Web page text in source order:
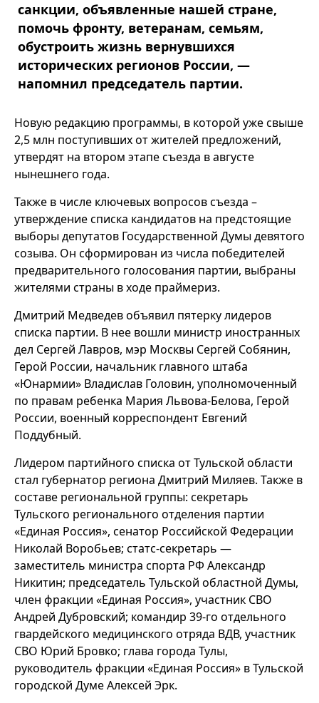
санкции, объявленные нашей стране,
помочь фронту, ветеранам, семьям,
обустроить жизнь вернувшихся
исторических регионов России, —
напомнил председатель партии.
Новую редакцию программы, в которой уже свыше
2,5 млн поступивших от жителей предложений,
утвердят на втором этапе съезда в августе
нынешнего года.
Также в числе ключевых вопросов съезда –
утверждение списка кандидатов на предстоящие
выборы депутатов Государственной Думы девятого
созыва. Он сформирован из числа победителей
предварительного голосования партии, выбраны
жителями страны в ходе праймериз.
Дмитрий Медведев объявил пятерку лидеров
списка партии. В нее вошли министр иностранных
дел Сергей Лавров, мэр Москвы Сергей Собянин,
Герой России, начальник главного штаба
«Юнармии» Владислав Головин, уполномоченный
по правам ребенка Мария Львова-Белова, Герой
России, военный корреспондент Евгений
Поддубный.
Лидером партийного списка от Тульской области
стал губернатор региона Дмитрий Миляев. Также в
составе региональной группы: секретарь
Тульского регионального отделения партии
«Единая Россия», сенатор Российской Федерации
Николай Воробьев; статс-секретарь —
заместитель министра спорта РФ Александр
Никитин; председатель Тульской областной Думы,
член фракции «Единая Россия», участник СВО
Андрей Дубровский; командир 39-го отдельного
гвардейского медицинского отряда ВДВ, участник
СВО Юрий Бровко; глава города Тулы,
руководитель фракции «Единая Россия» в Тульской
городской Думе Алексей Эрк.